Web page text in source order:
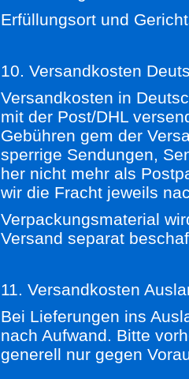
Erfüllungsort und
10. Versandkosten
Versandkosten in
mit der Post/DHL
Gebühren gem der
sperrige Sendungen,
her nicht mehr als
wir die Fracht jeweils
Verpackungsmaterial
Versand separat
11. Versandkosten
Bei Lieferungen ins
nach Aufwand. Bitte
generell nur gegen